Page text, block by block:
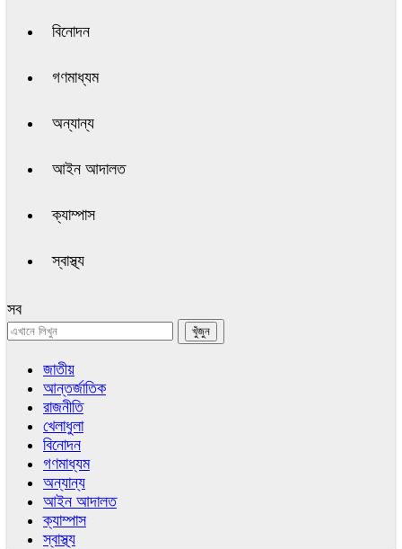
বিনোদন
গণমাধ্যম
অন্যান্য
আইন আদালত
ক্যাম্পাস
স্বাস্থ্য
সব
জাতীয়
আন্তর্জাতিক
রাজনীতি
খেলাধুলা
বিনোদন
গণমাধ্যম
অন্যান্য
আইন আদালত
ক্যাম্পাস
স্বাস্থ্য